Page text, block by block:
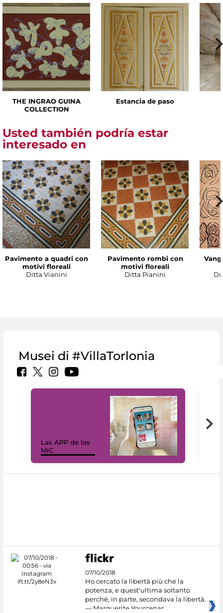
THE INGRAO GUINA
COLLECTION
Estancia de paso
Usted también podría estar
interesado en
Pavimento a quadri con
motivi floreali
Ditta Vianini
Pavimento rombi con
motivi floreali
Ditta Pianini
Musei di #VillaTorlonia
Las APP de los
MiC
07/10/2018
Ho cercato la libertà più che la
potenza, e quest'ultima soltanto
perché, in parte, secondava la libertà.
— Marguerite Yourcenar